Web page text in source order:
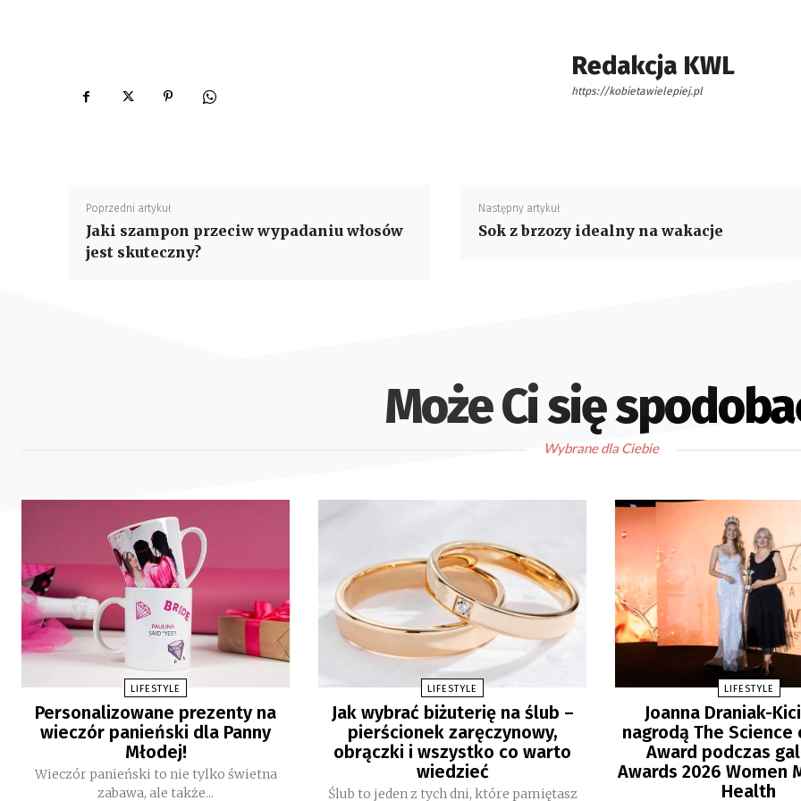
Redakcja KWL
https://kobietawielepiej.pl
Poprzedni artykuł
Jaki szampon przeciw wypadaniu włosów
jest skuteczny?
Następny artykuł
Sok z brzozy idealny na wakacje
Może Ci się
Wybrane dla Ciebie
LIFESTYLE
Personalizowane prezenty na
wieczór panieński dla Panny
Młodej!
Wieczór panieński to nie tylko świetna
zabawa, ale także...
LIFESTYLE
Jak wybrać biżuterię na ślub –
pierścionek zaręczynowy,
obrączki i wszystko co warto
wiedzieć
Ślub to jeden z tych dni, które pamiętasz
LIFESTYLE
Joanna Draniak-
nagrodą The Science
Award podczas
Awards 2026 Women
Health